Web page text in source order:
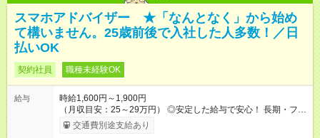
スマホアドバイザー ★「なんとなく」から始め
て構いません。25歳前後で入社した人多数！／日
払いOK
契約社員 職種未経験OK
給与
時給1,600円～1,900円
（月収目安：25～29万円） ◎安定した給与で安心！ 長期・フル
タイムで勤務いただける方にお越しいただきたいと思っていま
す。シフトが削られることはないので、安定した給与が入りま
交通費別途支給あり